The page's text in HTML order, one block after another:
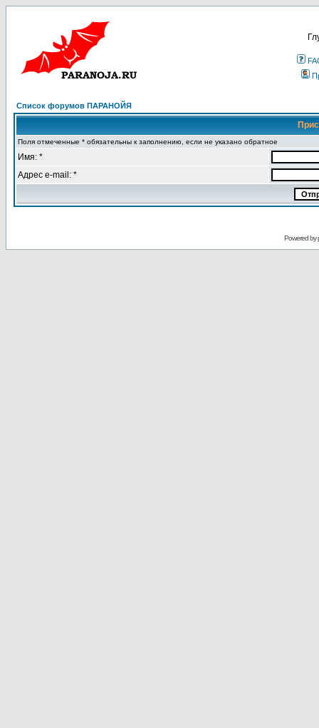
Список форумов ПАРАНОЙЯ
Поля отмеченные * обязательны к заполнению, если не указано обратное
Имя: *
Адрес e-mail: *
Powered by